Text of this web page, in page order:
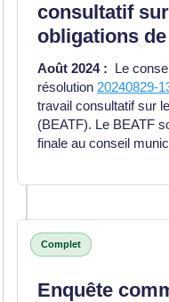
consultatif
obligations de
Août 2024 : Le
résolution 20240829-
travail consultatif sur
(BEATF). Le BEATF
finale au conseil
Complet
Enquête